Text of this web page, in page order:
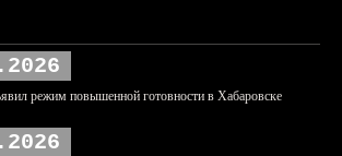
режим повышенной готовности в Хабаровске